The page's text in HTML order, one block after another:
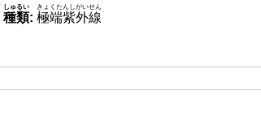
種類
しゅるい
: 極端紫外線
きょくたんしがいせん